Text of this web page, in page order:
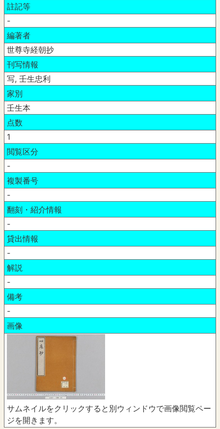
註記等
-
編著者
世尊寺経朝抄
刊写情報
写, 壬生忠利
家別
壬生本
点数
1
閲覧区分
-
複製番号
-
翻刻・紹介情報
-
貸出情報
-
解説
-
備考
-
画像
サムネイルをクリックすると別ウィンドウで画像閲覧ペー
ジを開きます。